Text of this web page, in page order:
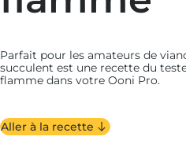
Parfait pour les amateurs de
succulent est une recette du
flamme dans votre Ooni Pro.
Aller à la recette